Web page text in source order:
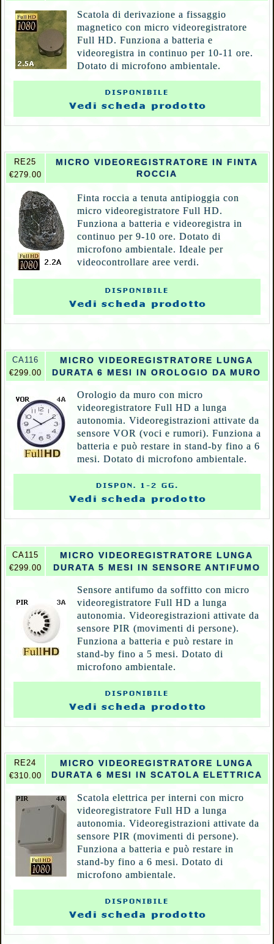
Scatola di derivazione a fissaggio
magnetico con micro videoregistratore
Full HD. Funziona a batteria e
videoregistra in continuo per 10-11 ore.
Dotato di microfono ambientale.
RE25
€279.00
MICRO VIDEOREGISTRATORE IN FINTA
ROCCIA
Finta roccia a tenuta antipioggia con
micro videoregistratore Full HD.
Funziona a batteria e videoregistra in
continuo per 9-10 ore. Dotato di
microfono ambientale. Ideale per
videocontrollare aree verdi.
CA116
€299.00
MICRO VIDEOREGISTRATORE LUNGA
DURATA 6 MESI IN OROLOGIO DA MURO
Orologio da muro con micro
videoregistratore Full HD a lunga
autonomia. Videoregistrazioni attivate da
sensore VOR (voci e rumori). Funziona a
batteria e può restare in stand-by fino a 6
mesi. Dotato di microfono ambientale.
CA115
€299.00
MICRO VIDEOREGISTRATORE LUNGA
DURATA 5 MESI IN SENSORE ANTIFUMO
Sensore antifumo da soffitto con micro
videoregistratore Full HD a lunga
autonomia. Videoregistrazioni attivate da
sensore PIR (movimenti di persone).
Funziona a batteria e può restare in
stand-by fino a 5 mesi. Dotato di
microfono ambientale.
RE24
€310.00
MICRO VIDEOREGISTRATORE LUNGA
DURATA 6 MESI IN SCATOLA ELETTRICA
Scatola elettrica per interni con micro
videoregistratore Full HD a lunga
autonomia. Videoregistrazioni attivate da
sensore PIR (movimenti di persone).
Funziona a batteria e può restare in
stand-by fino a 6 mesi. Dotato di
microfono ambientale.